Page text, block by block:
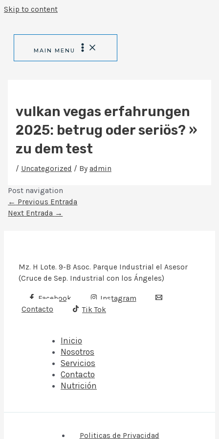
Skip to content
MAIN MENU
vulkan vegas erfahrungen
2025: betrug oder seriös? »
zu dem test
/ Uncategorized / By admin
Post navigation
← Previous Entrada
Next Entrada →
Mz. H Lote. 9-B Asoc. Parque Industrial el Asesor
(Cruce de Sep. Industrial con los Ángeles)
Facebook
Instagram
Contacto
Tik Tok
Inicio
Nosotros
Servicios
Contacto
Nutrición
Politicas de Privacidad